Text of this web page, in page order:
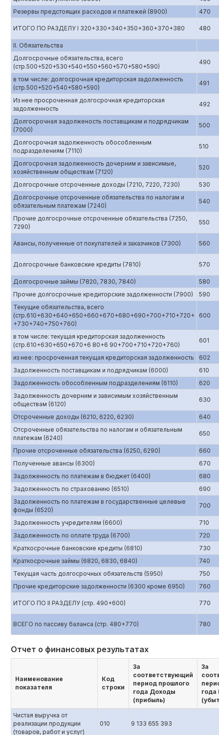
Резервы предстоящих расходов и платежей (8900)
470
ИТОГО ПО РАЗДЕЛУ I 320+330+340+350+360+370+380 480
II. Обязательства
Долгосрочные обязательства, всего
(стр.500+520+530+540+550+560+570+580+590)
490
в том числе: долгосрочная кредиторская задолженность
(стр.500+520+540+580+590)
491
Из нее просроченная долгосрочная кредиторская
задолженность
492
Долгосрочная эадолженость поставщикам и подрядчикам
(7000)
500
Долгосрочная задолженность обособленным
подразделениям (7110)
510
Долгосрочная задолженность дочерним и зависимые,
хозяйственным обществам (7120)
520
Долгосрочные отсроченные доходы (7210, 7220, 7230)
530
Долгосрочные отсроченные обязательства по налогам и
обязательным платежам (7240)
540
Прочие долгосрочные отсроченные обязательства (7250,
7290)
550
Авансы, полученные от покупателей и заказчиков (7300) 560
Долгосрочные банковские кредиты (7810) 570
Долгосрочные займы (7820, 7830, 7840)
580
Прочие долгосрочные кредиторские задолженности (7900)
590
Текущие обязательства, всего
(стр.610+630+640+650+660+670+680+690+700+710+720+
+730+740+750+760)
600
в том числе: текущая кредиторская задолженность
(стр.610+630+650+670+6 80+6 90+700+710+720+760)
601
из нее: просроченная текущая кредиторская задолженность
602
Задолженность поставщикам и подрядчикам (6000)
610
Задолженность обособленным подразделениям (6110)
620
Задолженность дочерним и зависимым хозяйственным
обществам (6120)
630
Отсроченные доходы (6210, 6220, 6230)
640
Отсроченные обязательства по налогам и обязательным
платежам (6240)
650
Прочие отсроченные обязательства (6250, 6290)
660
Полученные авансы (6300)
670
Задолженность по платежам в бюджет (6400)
680
Задолженность по страхованию (6510)
690
Задолженность по платежам в государственные целевые
фонды (6520)
700
Задолженность учредителям (6600)
710
Задолженность по оплате труда (6700)
720
Краткосрочные банковские кредиты (6810)
730
Краткосрочные займы (6820, 6830, 6840)
740
Текущая часть долгосрочных обязательств (5950)
750
Прочие кредиторские задолженности (6300 кроме 6950)
760
ИТОГО ПО II РАЗДЕЛУ (стр. 490+600) 770
ВСЕГО по пассиву баланса (стр. 480+770) 780
Отчет о финансовых результатах
Наименование
показателя
Код
строки
За
соответствующий
период прошлого
года Доходы
(прибыль)
За
года
Чистая выручка от
реализации продукции
(товаров, работ и услуг)
010 9 133 655 393